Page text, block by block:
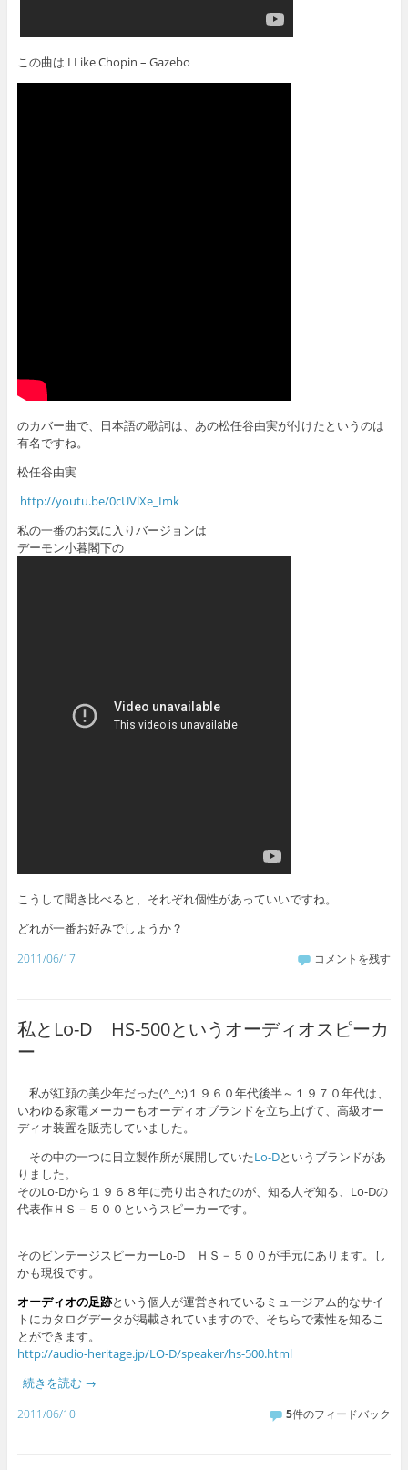
この曲は I Like Chopin – Gazebo
のカバー曲で、日本語の歌詞は、あの松任谷由実が付けたというのは
有名ですね。
松任谷由実
http://youtu.be/0cUVlXe_Imk
私の一番のお気に入りバージョンは
デーモン小暮閣下の
こうして聞き比べると、それぞれ個性があっていいですね。
どれが一番お好みでしょうか？
2011/06/17 コメントを残す
私とLo-D HS-500というオーディオスピーカ
ー
私が紅顔の美少年だった(^_^;)１９６０年代後半～１９７０年代は、
いわゆる家電メーカーもオーディオブランドを立ち上げて、高級オー
ディオ装置を販売していました。
その中の一つに日立製作所が展開していたLo-Dというブランドがあ
りました。
そのLo-Dから１９６８年に売り出されたのが、知る人ぞ知る、Lo-Dの
代表作ＨＳ－５００というスピーカーです。
そのビンテージスピーカーLo-D ＨＳ－５００が手元にあります。し
かも現役です。
オーディオの足跡という個人が運営されているミュージアム的なサイ
トにカタログデータが掲載されていますので、そちらで素性を知るこ
とができます。
http://audio-heritage.jp/LO-D/speaker/hs-500.html
続きを読む →
2011/06/10 5件のフィードバック